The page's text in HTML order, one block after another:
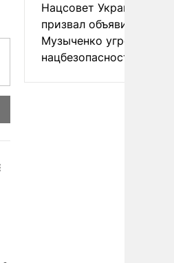
Нацсовет Украины по
призвал объявить
Музыченко угрозой
нацбезопасности